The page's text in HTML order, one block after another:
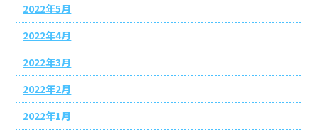
2022年5月
2022年4月
2022年3月
2022年2月
2022年1月